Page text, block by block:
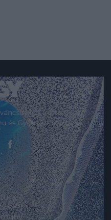
kóstolgass
és Gyémánt világát!